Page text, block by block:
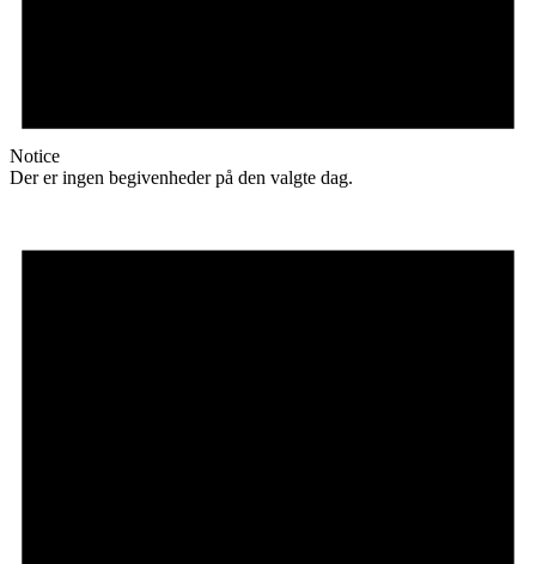
Notice
Der er ingen begivenheder på den valgte dag.